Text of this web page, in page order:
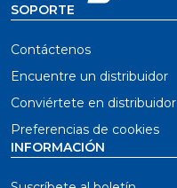
SOPORTE
Contáctenos
Encuentre un distribuidor
Conviértete en distribuidor
Preferencias de cookies
INFORMACIÓN